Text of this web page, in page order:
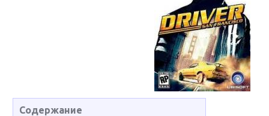
Содержание